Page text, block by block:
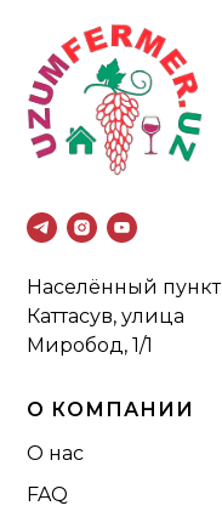
Населённый пункт
Каттасув, улица
Миробод, 1/1
О КОМПАНИИ
О нас
FAQ